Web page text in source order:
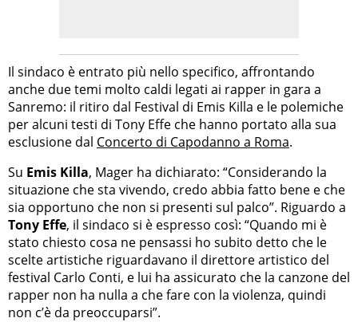
Il sindaco è entrato più nello specifico, affrontando
anche due temi molto caldi legati ai rapper in gara a
Sanremo: il ritiro dal Festival di Emis Killa e le polemiche
per alcuni testi di Tony Effe che hanno portato alla sua
esclusione dal Concerto di Capodanno a Roma.
Su Emis Killa, Mager ha dichiarato: “Considerando la
situazione che sta vivendo, credo abbia fatto bene e che
sia opportuno che non si presenti sul palco”. Riguardo a
Tony Effe, il sindaco si è espresso così: “Quando mi è
stato chiesto cosa ne pensassi ho subito detto che le
scelte artistiche riguardavano il direttore artistico del
festival Carlo Conti, e lui ha assicurato che la canzone del
rapper non ha nulla a che fare con la violenza, quindi
non c’è da preoccuparsi”.